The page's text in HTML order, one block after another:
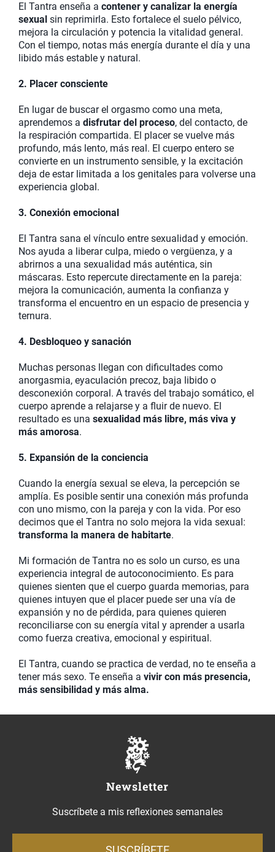
El Tantra enseña a contener y canalizar la energía
sexual sin reprimirla. Esto fortalece el suelo pélvico,
mejora la circulación y potencia la vitalidad general.
Con el tiempo, notas más energía durante el día y una
libido más estable y natural.
2. Placer consciente
En lugar de buscar el orgasmo como una meta,
aprendemos a disfrutar del proceso, del contacto, de
la respiración compartida. El placer se vuelve más
profundo, más lento, más real. El cuerpo entero se
convierte en un instrumento sensible, y la excitación
deja de estar limitada a los genitales para volverse una
experiencia global.
3. Conexión emocional
El Tantra sana el vínculo entre sexualidad y emoción.
Nos ayuda a liberar culpa, miedo o vergüenza, y a
abrirnos a una sexualidad más auténtica, sin
máscaras. Esto repercute directamente en la pareja:
mejora la comunicación, aumenta la confianza y
transforma el encuentro en un espacio de presencia y
ternura.
4. Desbloqueo y sanación
Muchas personas llegan con dificultades como
anorgasmia, eyaculación precoz, baja libido o
desconexión corporal. A través del trabajo somático, el
cuerpo aprende a relajarse y a fluir de nuevo. El
resultado es una sexualidad más libre, más viva y
más amorosa.
5. Expansión de la conciencia
Cuando la energía sexual se eleva, la percepción se
amplía. Es posible sentir una conexión más profunda
con uno mismo, con la pareja y con la vida. Por eso
decimos que el Tantra no solo mejora la vida sexual:
transforma la manera de habitarte.
Mi formación de Tantra no es solo un curso, es una
experiencia integral de autoconocimiento. Es para
quienes sienten que el cuerpo guarda memorias, para
quienes intuyen que el placer puede ser una vía de
expansión y no de pérdida, para quienes quieren
reconciliarse con su energía vital y aprender a usarla
como fuerza creativa, emocional y espiritual.
El Tantra, cuando se practica de verdad, no te enseña a
tener más sexo. Te enseña a vivir con más presencia,
más sensibilidad y más alma.
Newsletter
Suscríbete a mis reflexiones semanales